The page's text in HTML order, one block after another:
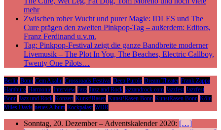
mehr
Zwischen roher Wucht und purer Magie: IDLES und The
Cure prägen den zweiten Pinkpop-Tag – außerdem: Editors,
Franz Ferdinand u.v.m.
Tag: Pinkpop-Festival zeigt die ganze Bandbreite moderner
Livemusik – The Plot In You, The Beaches, Electric Callboy,
Twenty One Pilots…
Berlin Bonn Cem Akalin Crossroads Festival Deep Purple Dream Theater Frank Zappa
Hamburg Harmonie Interview Jazz Jazz and Rock jazzandrock.com Jazzfest Jazzfest
Bonn Jazz und Rock Konzert Kunst!Rasen Kunst!Rasen Bonn KunstRasen Bonn Köln
Miles Davis neues Album Rockpalast WDR
Sonntag, 20. Dezember – Adventskalender 2020: […]